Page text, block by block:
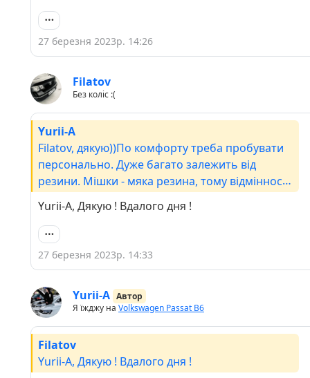
27 березня 2023р. 14:26
Filatov
Без коліс :(
Yurii-A
Filatov, дякую))По комфорту треба пробувати
персонально. Дуже багато залежить від
резини. Мішки - мяка резина, тому відмінності
по комфорту дуже мінімальні на 50 та 40
профілю. Раджу в когось взяти покататись
тиждень, щоб зрозуміти. Але краще почни із
17 і зрозумієш чи хочеш переходити на 18.
Yurii-A, Дякую ! Вдалого дня !
27 березня 2023р. 14:33
Yurii-A Автор
Я їжджу на Volkswagen Passat B6
Filatov
Yurii-A, Дякую ! Вдалого дня !